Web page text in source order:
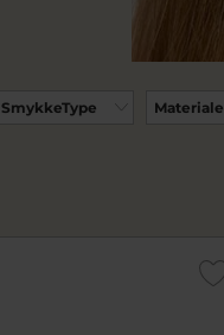
SmykkeType Materiale